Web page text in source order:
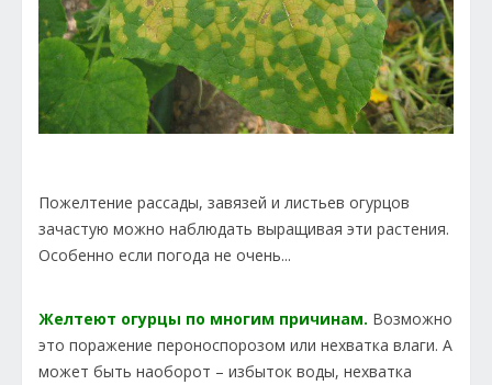
Пожелтение рассады, завязей и листьев огурцов
зачастую можно наблюдать выращивая эти растения.
Особенно если погода не очень...
Желтеют огурцы по многим причинам. Возможно
это поражение пероноспорозом или нехватка влаги. А
может быть наоборот – избыток воды, нехватка